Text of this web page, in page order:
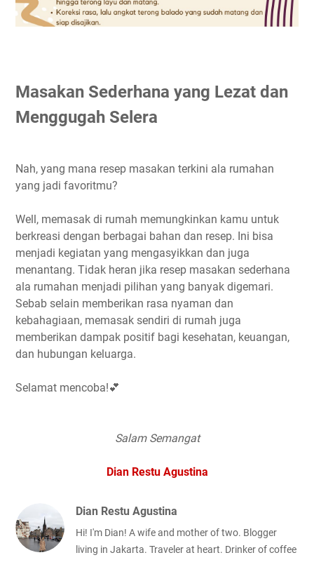
Masakan Sederhana yang Lezat dan
Menggugah Selera
Nah, yang mana resep masakan terkini ala rumahan
yang jadi favoritmu?
Well, memasak di rumah memungkinkan kamu untuk
berkreasi dengan berbagai bahan dan resep. Ini bisa
menjadi kegiatan yang mengasyikkan dan juga
menantang. Tidak heran jika resep masakan sederhana
ala rumahan menjadi pilihan yang banyak digemari.
Sebab selain memberikan rasa nyaman dan
kebahagiaan, memasak sendiri di rumah juga
memberikan dampak positif bagi kesehatan, keuangan,
dan hubungan keluarga.
Selamat mencoba!💕
Salam Semangat
Dian Restu Agustina
Dian Restu Agustina
Hi! I'm Dian! A wife and mother of two. Blogger
living in Jakarta. Traveler at heart. Drinker of coffee